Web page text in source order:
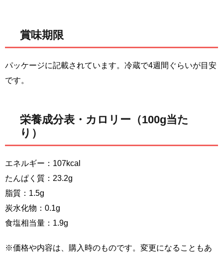
賞味期限
パッケージに記載されています。冷蔵で4週間ぐらいが目安
です。
栄養成分表・カロリー（100g当た
り）
エネルギー：107kcal
たんぱく質：23.2g
脂質：1.5g
炭水化物：0.1g
食塩相当量：1.9g
※価格や内容は、購入時のものです。変更になることもあ